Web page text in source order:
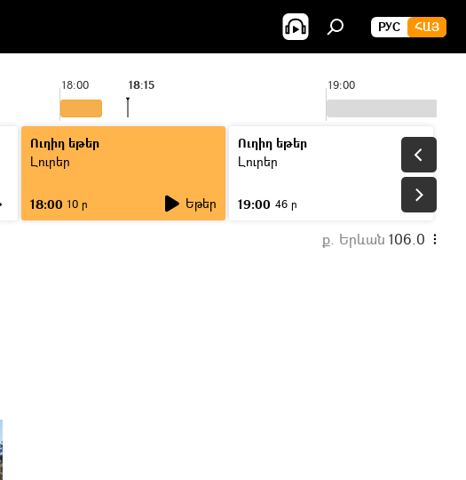
РУС ՀԱՅ
18:00 19:00
18:15
Ուղիղ եթեր
Լուրեր
18:00 10 ր Եթեր
Ուղիղ եթեր
Լուրեր
19:00 46 ր
ք. Երևան 106.0